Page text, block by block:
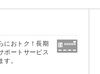
におトク！長期
ポートサービス
す。